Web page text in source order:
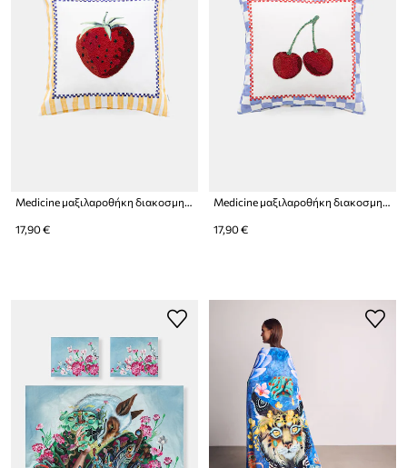
Medicine μαξιλαροθήκη διακοσμητική βαμβακερή
17,90 €
Medicine μαξιλαροθήκη διακοσμητική βαμβακερή
17,90 €